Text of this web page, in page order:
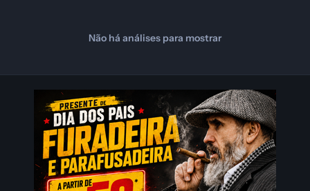
Não há análises para mostrar